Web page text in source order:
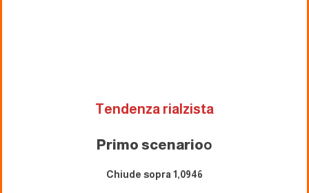
Tendenza rialzista
Primo scenarioo
Chiude sopra 1,0946